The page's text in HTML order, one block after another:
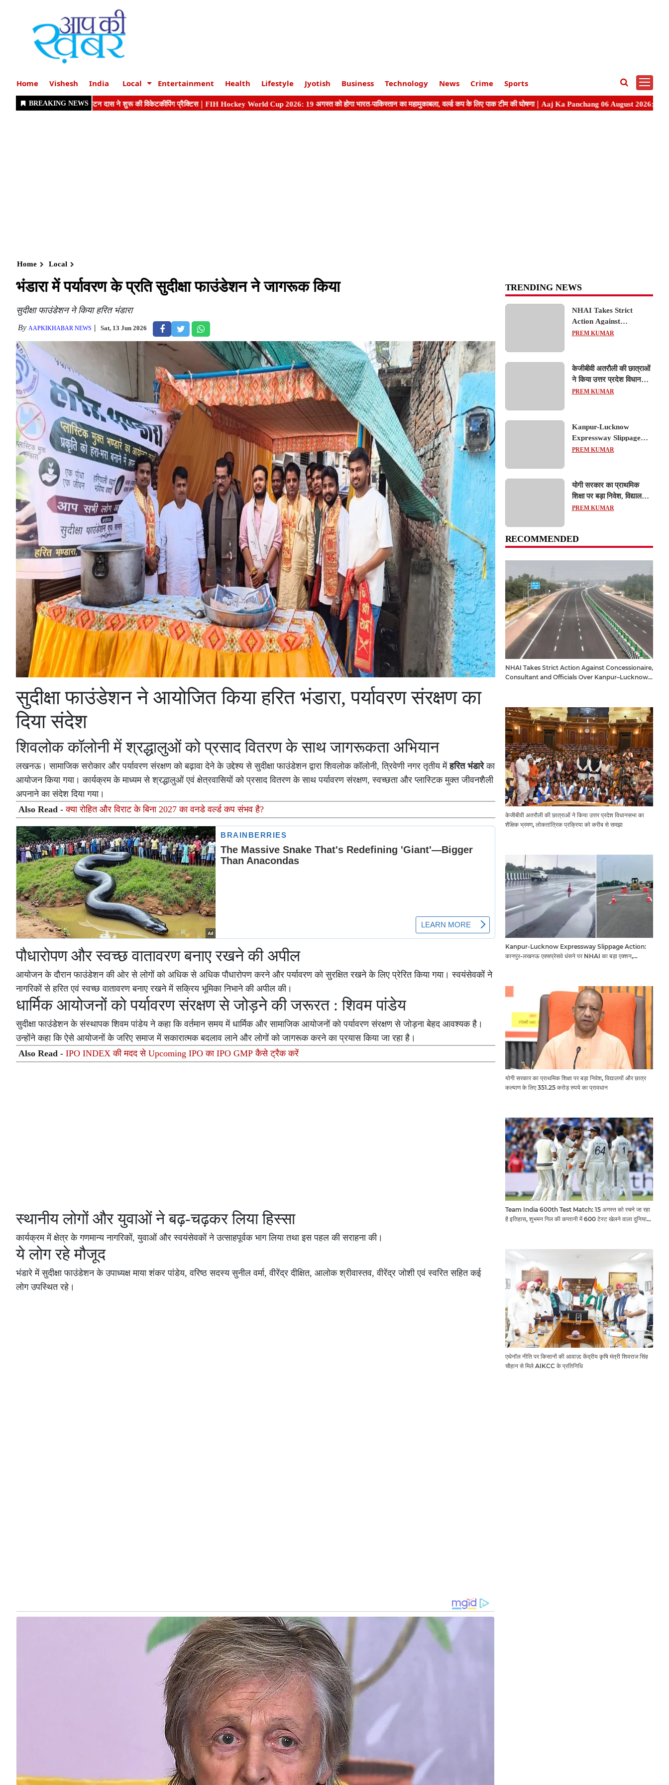
Home Vishesh India Local Entertainment Health Lifestyle Jyotish Business Technology News Crime Sports
Home Local
भंडारा में पर्यावरण के प्रति सुदीक्षा फाउंडेशन ने जागरूक किया
सुदीक्षा फाउंडेशन ने किया हरित भंडारा
By AAPKIKHABAR NEWS Sat, 13 Jun 2026
सुदीक्षा फाउंडेशन ने आयोजित किया हरित भंडारा, पर्यावरण संरक्षण का
दिया संदेश
शिवलोक कॉलोनी में श्रद्धालुओं को प्रसाद वितरण के साथ जागरूकता अभियान
लखनऊ। सामाजिक सरोकार और पर्यावरण संरक्षण को बढ़ावा देने के उद्देश्य से सुदीक्षा फाउंडेशन द्वारा शिवलोक कॉलोनी, त्रिवेणी नगर तृतीय मेंहरित भंडारेका
आयोजन किया गया। कार्यक्रम के माध्यम से श्रद्धालुओं एवं क्षेत्रवासियों को प्रसाद वितरण के साथ पर्यावरण संरक्षण, स्वच्छता और प्लास्टिक मुक्त जीवनशैली
अपनाने का संदेश दिया गया।
Also Read -क्या रोहित और विराट के बिना 2027 का वनडे वर्ल्ड कप संभव है?
पौधारोपण और स्वच्छ वातावरण बनाए रखने की अपील
आयोजन के दौरान फाउंडेशन की ओर से लोगों को अधिक से अधिक पौधारोपण करने और पर्यावरण को सुरक्षित रखने के लिए प्रेरित किया गया। स्वयंसेवकों ने
नागरिकों से हरित एवं स्वच्छ वातावरण बनाए रखने में सक्रिय भूमिका निभाने की अपील की।
धार्मिक आयोजनों को पर्यावरण संरक्षण से जोड़ने की जरूरत : शिवम पांडेय
सुदीक्षा फाउंडेशन के संस्थापक शिवम पांडेय ने कहा कि वर्तमान समय में धार्मिक और सामाजिक आयोजनों को पर्यावरण संरक्षण से जोड़ना बेहद आवश्यक है।
उन्होंने कहा कि ऐसे आयोजनों के जरिए समाज में सकारात्मक बदलाव लाने और लोगों को जागरूक करने का प्रयास किया जा रहा है।
Also Read - IPO INDEX की मदद से Upcoming IPO का IPO GMP कैसे ट्रैक करें
स्थानीय लोगों और युवाओं ने बढ़-चढ़कर लिया हिस्सा
कार्यक्रम में क्षेत्र के गणमान्य नागरिकों, युवाओं और स्वयंसेवकों ने उत्साहपूर्वक भाग लिया तथा इस पहल की सराहना की।
ये लोग रहे मौजूद
भंडारे में सुदीक्षा फाउंडेशन के उपाध्यक्ष माया शंकर पांडेय, वरिष्ठ सदस्य सुनील वर्मा, वीरेंद्र दीक्षित, आलोक श्रीवास्तव, वीरेंद्र जोशी एवं स्वरित सहित कई
लोग उपस्थित रहे।
TRENDING NEWS
NHAI Takes Strict
Action Against
Concessionaire,
Expressway Issues
PREM KUMAR
केजीबीवी अतरौली की छात्राओं
ने किया उत्तर प्रदेश विधानसभा
का शैक्षिक भ्रमण, लोकतांत्रिक
PREM KUMAR
Kanpur-Lucknow
Expressway Slippage
Action: कानपुर-लखनऊ
और कंपनियों पर गिरी गाज,
टोल वसूली रोकी गई
PREM KUMAR
योगी सरकार का प्राथमिक
शिक्षा पर बड़ा निवेश, विद्यालयों
और छात्र कल्याण के लिए
PREM KUMAR
RECOMMENDED
NHAI Takes Strict Action Against Concessionaire,
Consultant and Officials Over Kanpur–Lucknow
केजीबीवी अतरौली की छात्राओं ने किया उत्तर प्रदेश विधानसभा का
शैक्षिक भ्रमण, लोकतांत्रिक प्रक्रिया को करीब से समझा
Kanpur-Lucknow Expressway Slippage Action:
कानपुर-लखनऊ एक्सप्रेसवे धंसने पर NHAI का बड़ा एक्शन,
योगी सरकार का प्राथमिक शिक्षा पर बड़ा निवेश, विद्यालयों और छात्र
कल्याण के लिए 351.25 करोड़ रुपये का प्रावधान
Team India 600th Test Match: 15 अगस्त को रचने जा रहा
है इतिहास, शुभमन गिल की कप्तानी में 600 टेस्ट खेलने वाला दुनिया
एथेनॉल नीति पर किसानों की आवाज़: केंद्रीय कृषि मंत्री शिवराज सिंह
चौहान से मिले AIKCC के प्रतिनिधि